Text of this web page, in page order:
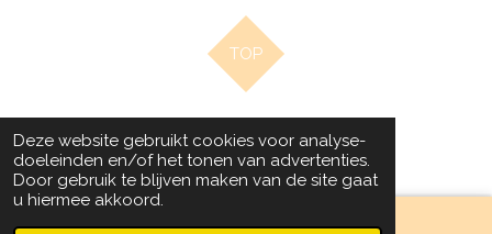
Deze website gebruikt cookies voor analyse-
doeleinden en/of het tonen van advertenties.
Door gebruik te blijven maken van de site gaat
u hiermee akkoord.
TOP
Powered by JouwWeb